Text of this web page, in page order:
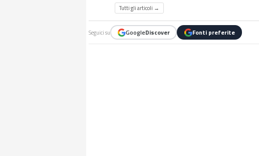
Tutti gli articoli →
Seguici su GoogleDiscover Fonti preferite